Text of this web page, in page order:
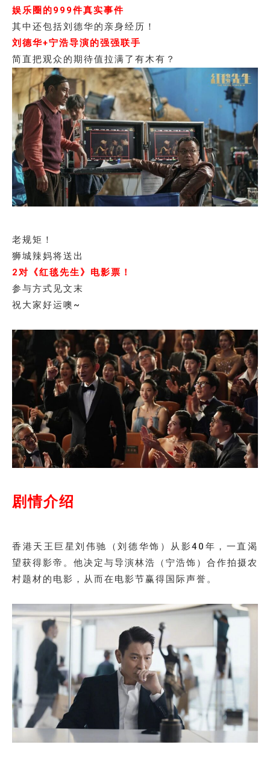
娱乐圈的999件真实事件
其中还包括刘德华的亲身经历！
刘德华+宁浩导演的强强联手
简直把观众的期待值拉满了有木有？
老规矩！
狮城辣妈将送出
2对《红毯先生》电影票！
参与方式见文末
祝大家好运噢~
剧情介绍
香港天王巨星刘伟驰（刘德华饰）从影40年，一直渴
望获得影帝。他决定与导演林浩（宁浩饰）合作拍摄农
村题材的电影，从而在电影节赢得国际声誉。